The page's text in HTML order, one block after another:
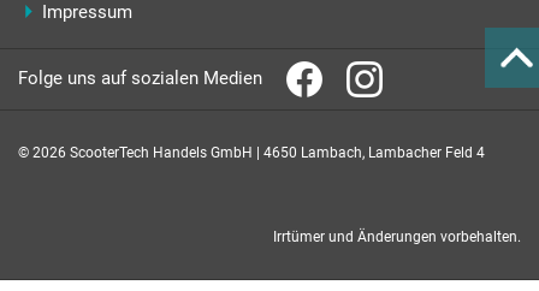
Impressum
Folge uns auf sozialen Medien
© 2026 ScooterTech Handels GmbH | 4650 Lambach, Lambacher Feld 4
Irrtümer und Änderungen vorbehalten.